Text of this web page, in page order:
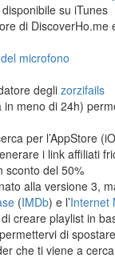
su iTunes
di DiscoverHo.me
microfono
degli zorzifails
in meno di 24h)
per l’AppStore
i link affiliati
sconto del 50%
alla versione 3,
(IMDb) e l’Internet
creare playlist in
di
che ti viene a